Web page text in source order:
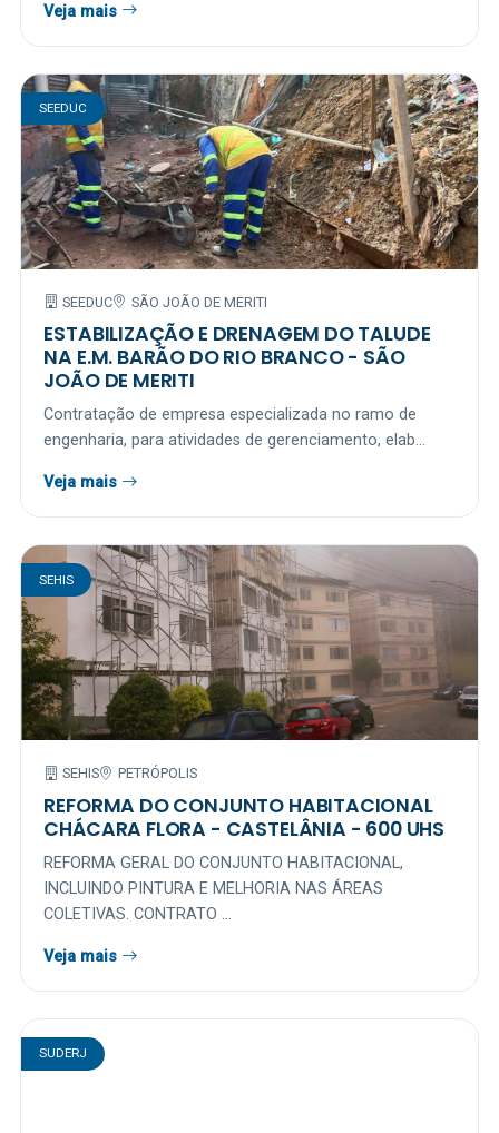
Veja mais
SEEDUC
SEEDUC SÃO JOÃO DE MERITI
ESTABILIZAÇÃO E DRENAGEM DO TALUDE
NA E.M. BARÃO DO RIO BRANCO - SÃO
JOÃO DE MERITI
Contratação de empresa especializada no ramo de
engenharia, para atividades de gerenciamento, elab...
Veja mais
SEHIS
SEHIS PETRÓPOLIS
REFORMA DO CONJUNTO HABITACIONAL
CHÁCARA FLORA - CASTELÂNIA - 600 UHS
REFORMA GERAL DO CONJUNTO HABITACIONAL,
INCLUINDO PINTURA E MELHORIA NAS ÁREAS
COLETIVAS. CONTRATO ...
Veja mais
SUDERJ